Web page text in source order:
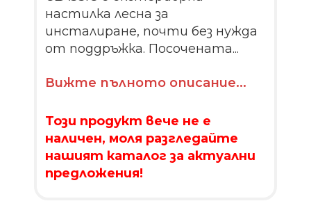
настилка лесна за
инсталиране, почти без нужда
от поддръжка. Посочената...
Вижте пълното описание...
Този продукт вече не е
наличен, моля разгледайте
нашият каталог за актуални
предложения!